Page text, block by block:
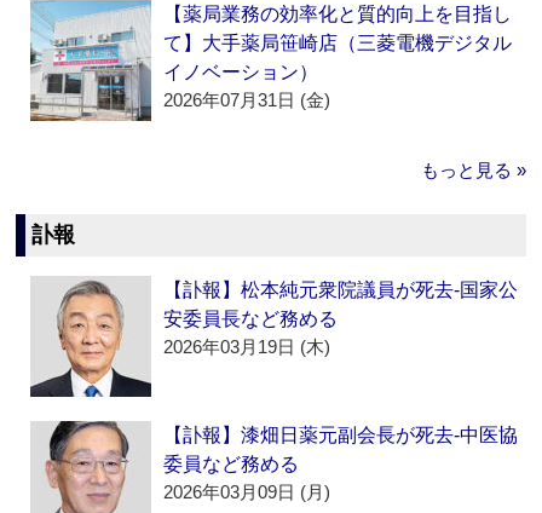
【薬局業務の効率化と質的向上を目指し
て】大手薬局笹崎店（三菱電機デジタル
イノベーション）
2026年07月31日 (金)
もっと見る »
訃報
【訃報】松本純元衆院議員が死去‐国家公
安委員長など務める
2026年03月19日 (木)
【訃報】漆畑日薬元副会長が死去‐中医協
委員など務める
2026年03月09日 (月)